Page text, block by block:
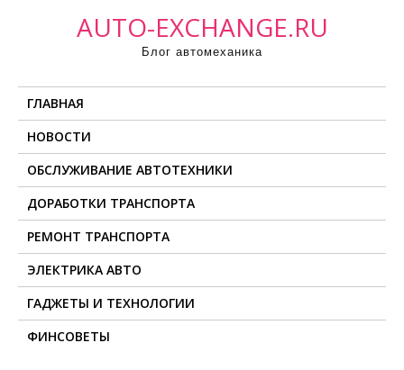
AUTO-EXCHANGE.RU
Блог автомеханика
ГЛАВНАЯ
НОВОСТИ
ОБСЛУЖИВАНИЕ АВТОТЕХНИКИ
ДОРАБОТКИ ТРАНСПОРТА
РЕМОНТ ТРАНСПОРТА
ЭЛЕКТРИКА АВТО
ГАДЖЕТЫ И ТЕХНОЛОГИИ
ФИНСОВЕТЫ